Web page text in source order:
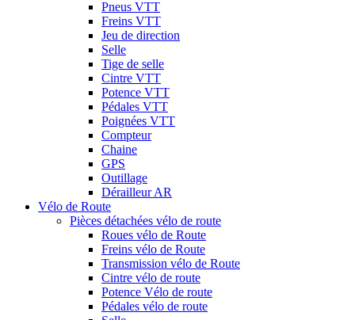
Pneus VTT
Freins VTT
Jeu de direction
Selle
Tige de selle
Cintre VTT
Potence VTT
Pédales VTT
Poignées VTT
Compteur
Chaine
GPS
Outillage
Dérailleur AR
Vélo de Route
Pièces détachées vélo de route
Roues vélo de Route
Freins vélo de Route
Transmission vélo de Route
Cintre vélo de route
Potence Vélo de route
Pédales vélo de route